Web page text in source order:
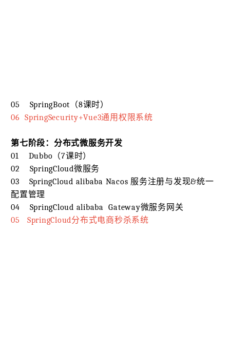
05 SpringBoot（8课时）
06 SpringSecurity+Vue3通用权限系统
第七阶段：分布式微服务开发
01 Dubbo（7课时）
02 SpringCloud微服务
03 SpringCloud alibaba Nacos 服务注册与发现&统一
配置管理
04 SpringCloud alibaba Gateway微服务网关
05 SpringCloud分布式电商秒杀系统